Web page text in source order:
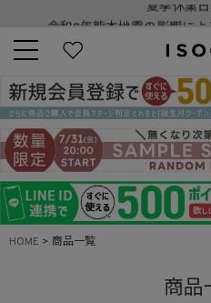
令和8年熊本地震の影響に
新規会員登録でもれなく
夏季休業日
令和8年熊本地震の影響に
キーワード
商品番号
HOME 商品一覧
商品